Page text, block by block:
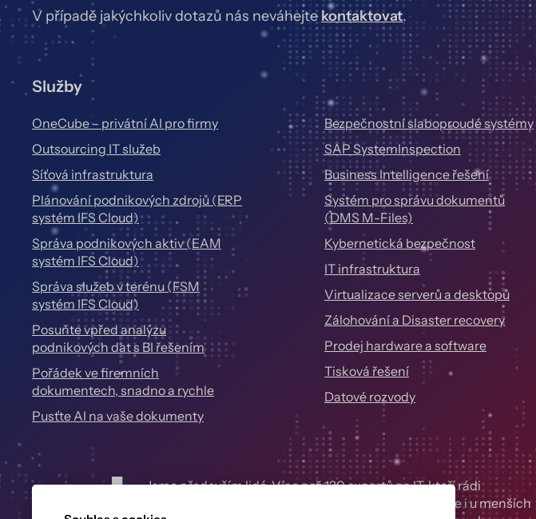
V případě jakýchkoliv dotazů nás neváhejtekontaktovat.
Služby
OneCube – privátní AI pro firmy
Outsourcing IT služeb
Síťová infrastruktura
Plánování podnikových zdrojů (ERP
systém IFS Cloud)
Správa podnikových aktiv (EAM
systém IFS Cloud)
Správa služeb v terénu (FSM
systém IFS Cloud)
Posuňte vpřed analýzu
podnikových dat s BI řešením
Pořádek ve firemních
dokumentech, snadno a rychle
Pusťte AI na vaše dokumenty
Bezpečnostní slaboproudé systémy
SAP SystemInspection
Business Intelligence řešení
Systém pro správu dokumentů
(DMS M-Files)
Kybernetická bezpečnost
IT infrastruktura
Virtualizace serverů a desktopů
Zálohování a Disaster recovery
Prodej hardware a software
Tisková řešení
Datové rozvody
Jsme především lidé. Více než 120 expertů na IT, kteří rádi
pomohou nastavit správně ICT ve velkých firmách, ale i u menších